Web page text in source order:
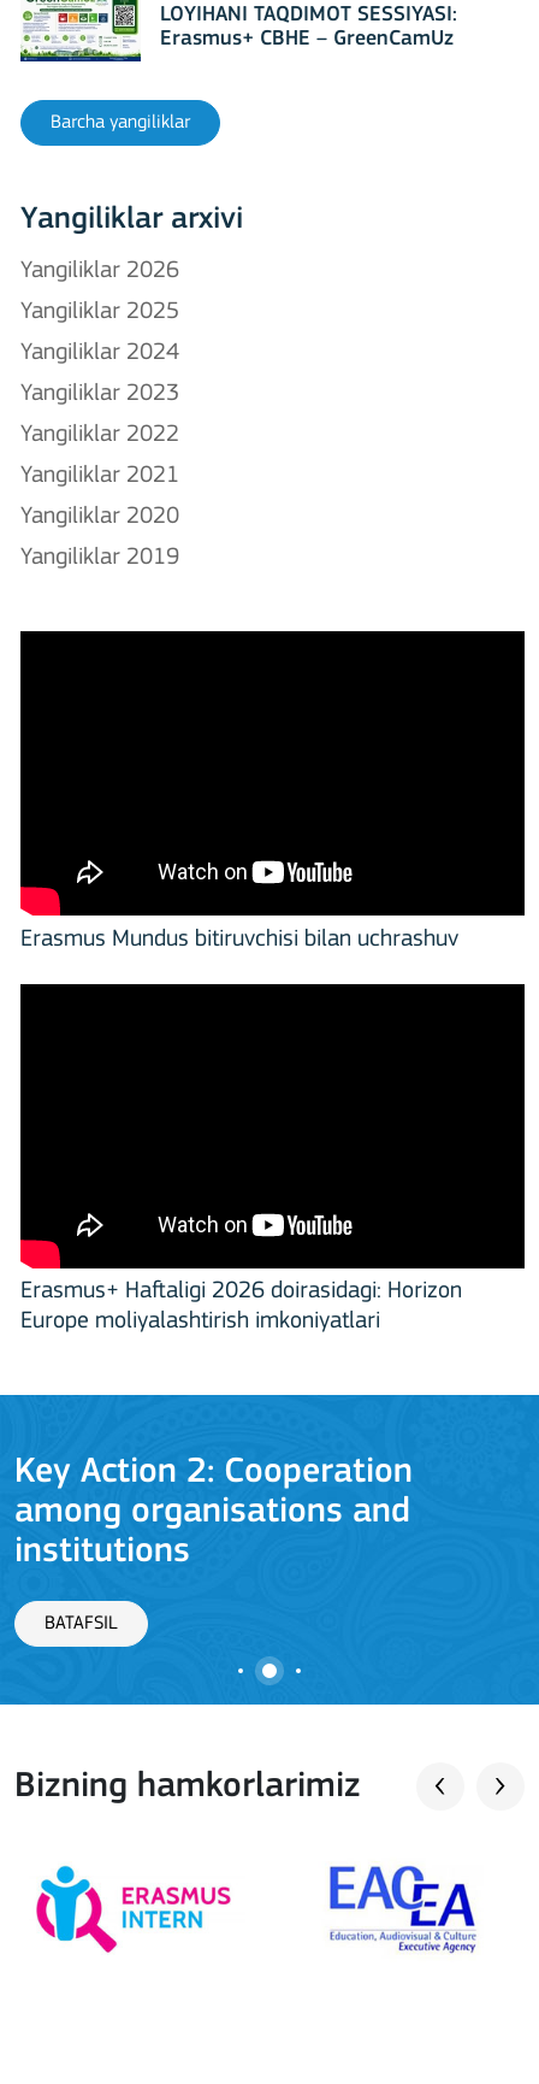
LOYIHANI TAQDIMOT SESSIYASI:
Erasmus+ CBHE – GreenCamUz
Barcha yangiliklar
Yangiliklar arxivi
Yangiliklar 2026
Yangiliklar 2025
Yangiliklar 2024
Yangiliklar 2023
Yangiliklar 2022
Yangiliklar 2021
Yangiliklar 2020
Yangiliklar 2019
Erasmus Mundus bitiruvchisi bilan uchrashuv
Erasmus+ Haftaligi 2026 doirasidagi: Horizon
Europe moliyalashtirish imkoniyatlari
Key Action 2: Cooperation
among organisations and
institutions
BATAFSIL
Bizning hamkorlarimiz